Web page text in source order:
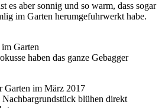
es aber sonnig und so warm, dass sogar
im Garten herumgefuhrwerkt habe.
haben das ganze Gebagger
blühen direkt